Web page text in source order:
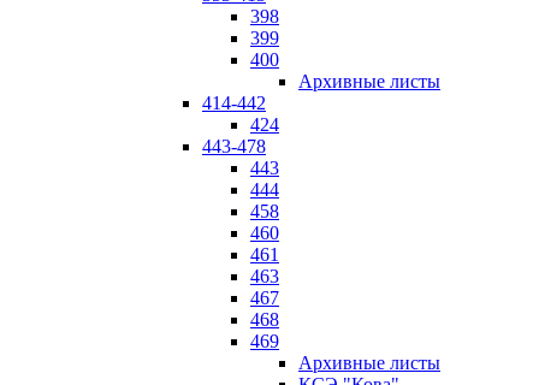
398
399
400
Архивные листы
414-442
424
443-478
443
444
458
460
461
463
467
468
469
Архивные листы